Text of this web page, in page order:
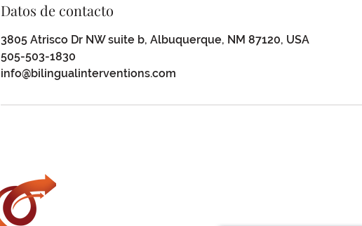
Datos de contacto
3805 Atrisco Dr NW suite b, Albuquerque, NM 87120, USA
505-503-1830
info@bilingualinterventions.com